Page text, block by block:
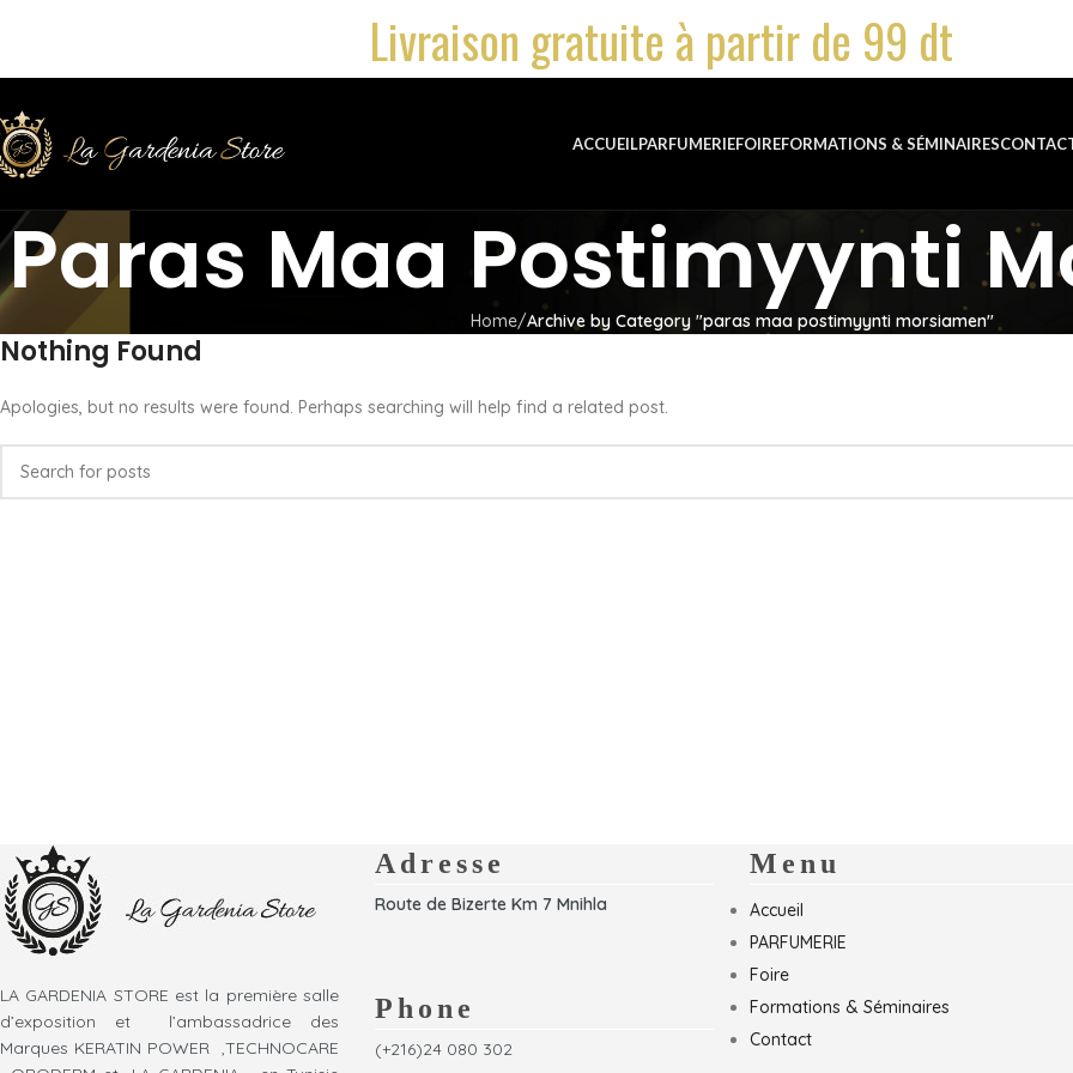
Livraison gratuite à partir de 99 dt
ACCUEILPARFUMERIEFOIREFORMATIONS & SÉMINAIRES
Paras Maa Postimyynti
Home Archive by Category "paras maa postimyynti morsiamen"
Nothing Found
Apologies, but no results were found. Perhaps searching will help find a related post.
LA GARDENIA STORE est la première salle
d’exposition et l’ambassadrice des
Marques KERATIN POWER ,TECHNOCARE
Adresse
Route de Bizerte Km 7 Mnihla
Phone
(+216)24 080 302
Menu
Accueil
PARFUMERIE
Foire
Formations & Séminaires
Contact